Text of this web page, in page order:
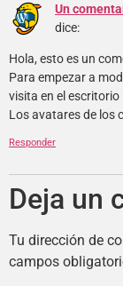
Un
dice:
Hola, esto es un
Para empezar a
visita en el
Los avatares de los
Responder
Deja un
Tu dirección de
campos